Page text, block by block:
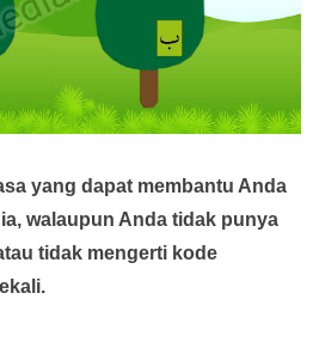
yang dapat membantu Anda
walaupun Anda tidak punya
tidak mengerti kode